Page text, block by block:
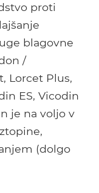
proti
blagovne
/
Lorcet Plus,
ES, Vicodin
je na voljo v
(dolgo